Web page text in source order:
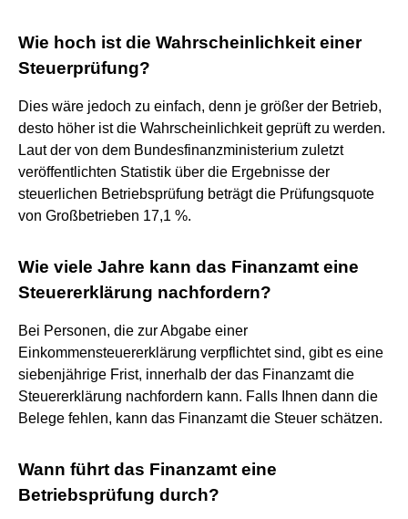
Wie hoch ist die Wahrscheinlichkeit einer
Steuerprüfung?
Dies wäre jedoch zu einfach, denn je größer der Betrieb,
desto höher ist die Wahrscheinlichkeit geprüft zu werden.
Laut der von dem Bundesfinanzministerium zuletzt
veröffentlichten Statistik über die Ergebnisse der
steuerlichen Betriebsprüfung beträgt die Prüfungsquote
von Großbetrieben 17,1 %.
Wie viele Jahre kann das Finanzamt eine
Steuererklärung nachfordern?
Bei Personen, die zur Abgabe einer
Einkommensteuererklärung verpflichtet sind, gibt es eine
siebenjährige Frist, innerhalb der das Finanzamt die
Steuererklärung nachfordern kann. Falls Ihnen dann die
Belege fehlen, kann das Finanzamt die Steuer schätzen.
Wann führt das Finanzamt eine
Betriebsprüfung durch?